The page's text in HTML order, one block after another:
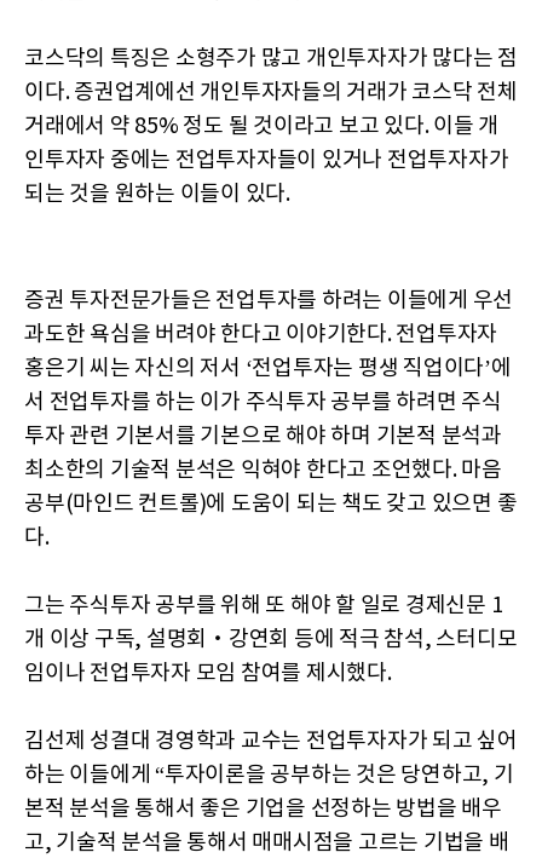
코스닥의 특징은 소형주가 많고 개인투자자가 많다는 점
이다. 증권업계에선 개인투자자들의 거래가 코스닥 전체
거래에서 약 85% 정도 될 것이라고 보고 있다. 이들 개
인투자자 중에는 전업투자자들이 있거나 전업투자자가
되는 것을 원하는 이들이 있다.
증권 투자전문가들은 전업투자를 하려는 이들에게 우선
과도한 욕심을 버려야 한다고 이야기한다. 전업투자자
홍은기 씨는 자신의 저서 ‘전업투자는 평생 직업이다’에
서 전업투자를 하는 이가 주식투자 공부를 하려면 주식
투자 관련 기본서를 기본으로 해야 하며 기본적 분석과
최소한의 기술적 분석은 익혀야 한다고 조언했다. 마음
공부(마인드 컨트롤)에 도움이 되는 책도 갖고 있으면 좋
다.
그는 주식투자 공부를 위해 또 해야 할 일로 경제신문 1
개 이상 구독, 설명회‧강연회 등에 적극 참석, 스터디모
임이나 전업투자자 모임 참여를 제시했다.
김선제 성결대 경영학과 교수는 전업투자자가 되고 싶어
하는 이들에게 “투자이론을 공부하는 것은 당연하고, 기
본적 분석을 통해서 좋은 기업을 선정하는 방법을 배우
고, 기술적 분석을 통해서 매매시점을 고르는 기법을 배